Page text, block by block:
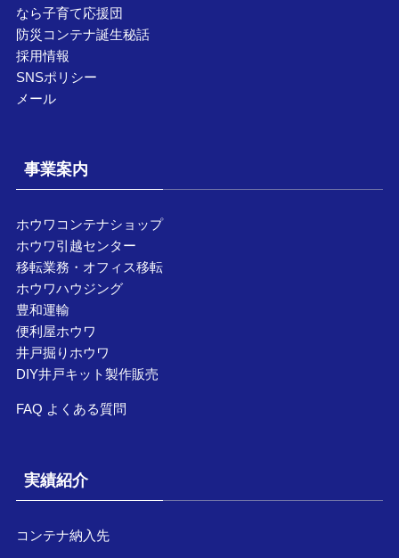
なら子育て応援団
防災コンテナ誕生秘話
採用情報
SNSポリシー
メール
事業案内
ホウワコンテナショップ
ホウワ引越センター
移転業務・オフィス移転
ホウワハウジング
豊和運輸
便利屋ホウワ
井戸掘りホウワ
DIY井戸キット製作販売
FAQ よくある質問
実績紹介
コンテナ納入先